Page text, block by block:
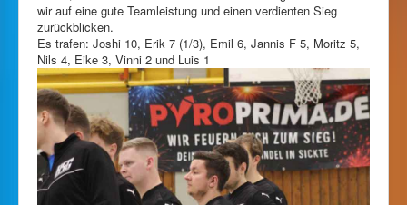
wir auf eine gute Teamleistung und einen verdienten Sieg
zurückblicken.
Es trafen: Joshi 10, Erik 7 (1/3), Emil 6, Jannis F 5, Moritz 5,
Nils 4, Eike 3, Vinni 2 und Luis 1